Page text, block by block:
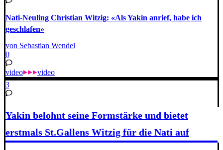
Nati-Neuling Christian Witzig: «Als Yakin anrief, habe ich
geschlafen»
von Sebastian Wendel
0
video
video
3
Yakin belohnt seine Formstärke und bietet
erstmals St.Gallens Witzig für die Nati auf